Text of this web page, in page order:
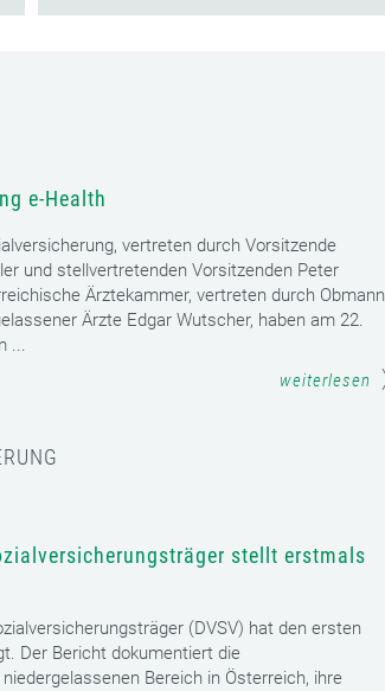
e-Health
vertreten durch Vorsitzende
und stellvertretenden Vorsitzenden Peter
Ärztekammer, vertreten durch Obmann
Ärzte Edgar Wutscher, haben am 22.
...
weiterlesen
stellt erstmals
(DVSV) hat den ersten
Der Bericht dokumentiert die
Bereich in Österreich, ihre